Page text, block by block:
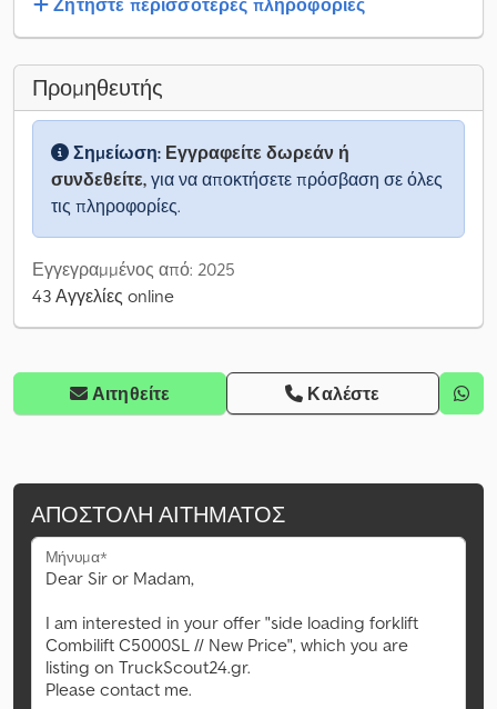
Ζητήστε περισσότερες πληροφορίες
Προμηθευτής
Σημείωση: Εγγραφείτε δωρεάν ή
συνδεθείτε, για να αποκτήσετε πρόσβαση σε όλες
τις πληροφορίες.
Εγγεγραμμένος από: 2025
43 Αγγελίες online
Αιτηθείτε Καλέστε
ΑΠΟΣΤΟΛΉ ΑΙΤΉΜΑΤΟΣ
Μήνυμα*